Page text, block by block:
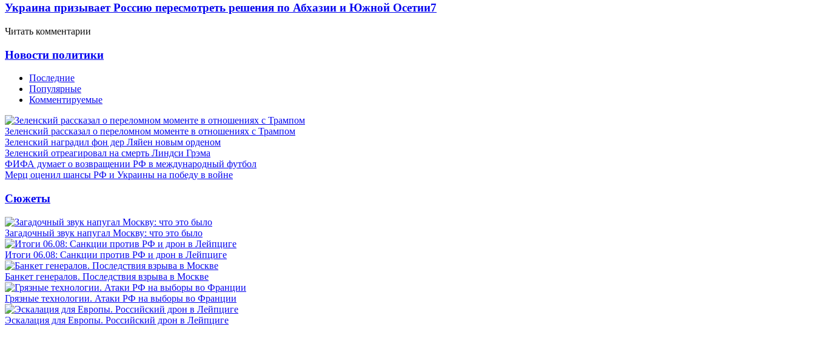
Украина призывает Россию пересмотреть решения по Абхазии и Южной Осетии7
Читать комментарии
Новости политики
Последние
Популярные
Комментируемые
Зеленский рассказал о переломном моменте в отношениях с Трампом
Зеленский наградил фон дер Ляйен новым орденом
Зеленский отреагировал на смерть Линдси Грэма
ФИФА думает о возвращении РФ в международный футбол
Мерц оценил шансы РФ и Украины на победу в войне
Сюжеты
Загадочный звук напугал Москву: что это было
Итоги 06.08: Санкции против РФ и дрон в Лейпциге
Банкет генералов. Последствия взрыва в Москве
Грязные технологии. Атаки РФ на выборы во Франции
Эскалация для Европы. Российский дрон в Лейпциге